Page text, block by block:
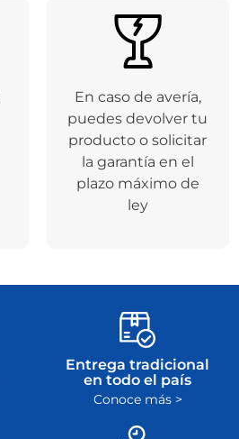
En caso de avería,
puedes devolver tu
producto o solicitar
la garantía en el
plazo máximo de
ley
Entrega tradicional
en todo el país
Conoce más >